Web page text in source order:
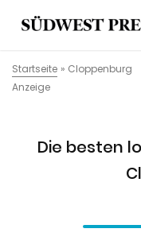
Startseite » Cloppenburg
Anzeige
Die besten